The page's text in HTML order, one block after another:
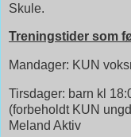
Skule.
Treningstider som
Mandager: KUN
Tirsdager: barn kl
(forbeholdt KUN
Meland Aktiv